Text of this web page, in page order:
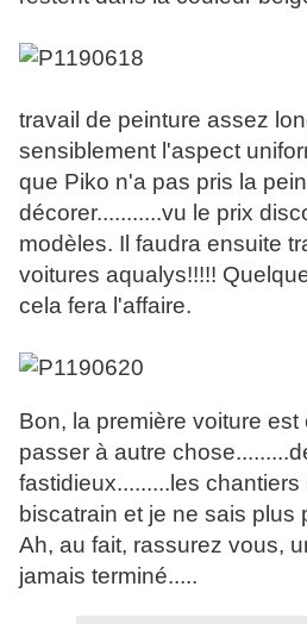
travail de peinture assez
sensiblement l'aspect
que Piko n'a pas pris la
décorer...........vu le prix
modèles. Il faudra ensuite
voitures aqualys!!!!!
cela fera l'affaire.
Bon, la première voiture
passer à autre
fastidieux.........les
biscatrain et je ne sais plus
Ah, au fait, rassurez vous,
jamais terminé.....